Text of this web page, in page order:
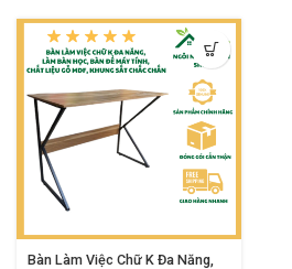
Bàn Làm Việc Chữ K Đa Năng,